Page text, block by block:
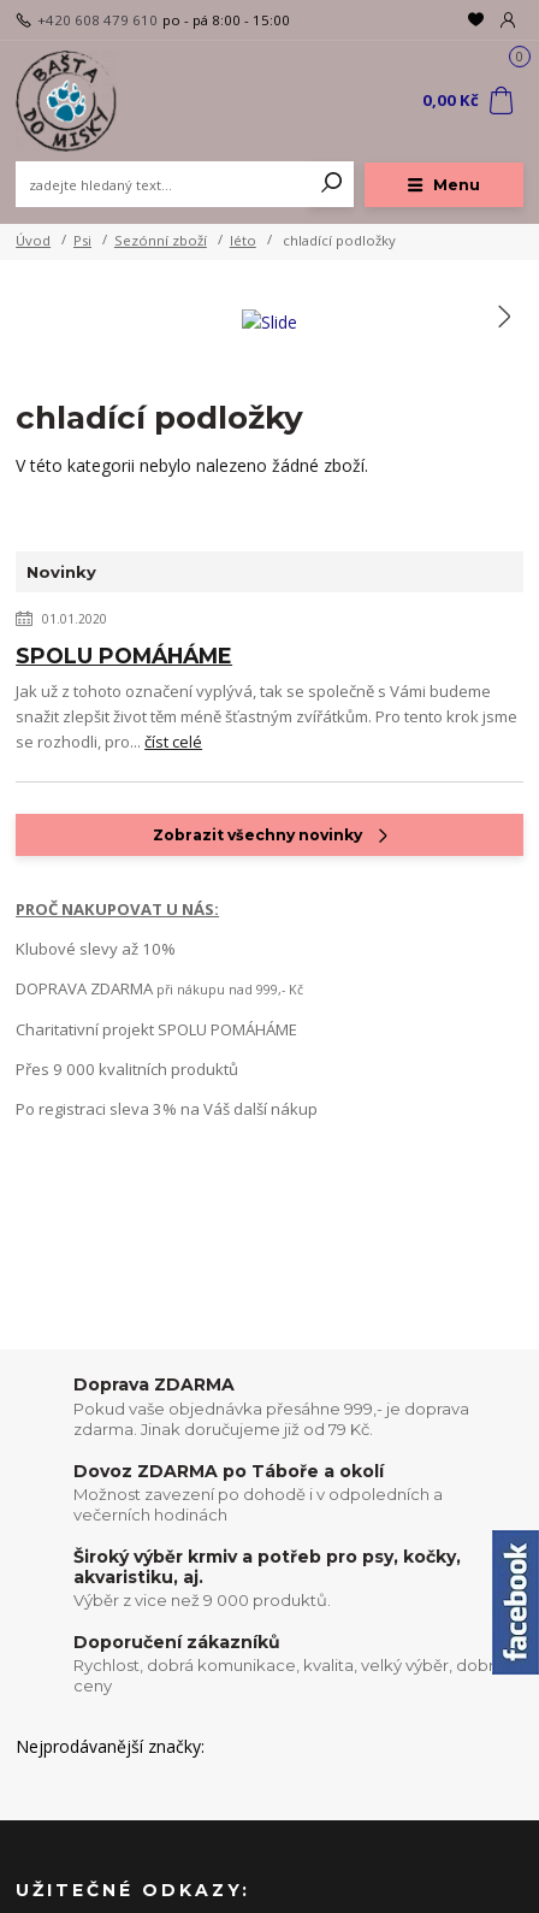
Menu
+420 608 479 610 po - pá 8:00 - 15:00
0
0,00 Kč
Úvod Psi Sezónní zboží léto chladící podložky
chladící podložky
V této kategorii nebylo nalezeno žádné zboží.
Novinky
01.01.2020
SPOLU POMÁHÁME
Jak už z tohoto označení vyplývá, tak se společně s Vámi budeme
snažit zlepšit život těm méně šťastným zvířátkům. Pro tento krok jsme
se rozhodli, pro...číst celé
Zobrazit všechny novinky
PROČ NAKUPOVAT U NÁS:
Klubové slevy až 10%
DOPRAVA ZDARMA při nákupu nad 999,- Kč
Charitativní projekt SPOLU POMÁHÁME
Přes 9 000 kvalitních produktů
Po registraci sleva 3% na Váš další nákup
Doprava ZDARMA
Pokud vaše objednávka přesáhne 999,- je doprava
zdarma. Jinak doručujeme již od 79 Kč.
Dovoz ZDARMA po Táboře a okolí
Možnost zavezení po dohodě i v odpoledních a
večerních hodinách
Široký výběr krmiv a potřeb pro psy, kočky,
akvaristiku, aj.
Výběr z vice než 9 000 produktů.
Doporučení zákazníků
Rychlost, dobrá komunikace, kvalita, velký výběr, dobré
ceny
Nejprodávanější značky:
UŽITEČNÉ ODKAZY: